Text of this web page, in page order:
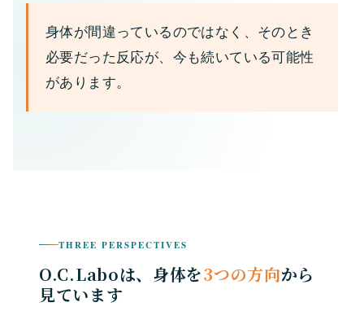
身体が間違っているのではなく、そのとき
必要だった反応が、今も続いている可能性
があります。
THREE PERSPECTIVES
O.C.Laboは、身体を3つの方向から
見ています